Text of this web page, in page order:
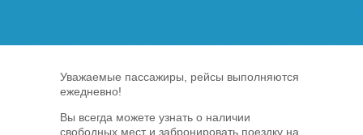
Уважаемые пассажиры, рейсы выполняются
ежедневно!
Вы всегда можете узнать о наличии
свободных мест и забронировать поездку на